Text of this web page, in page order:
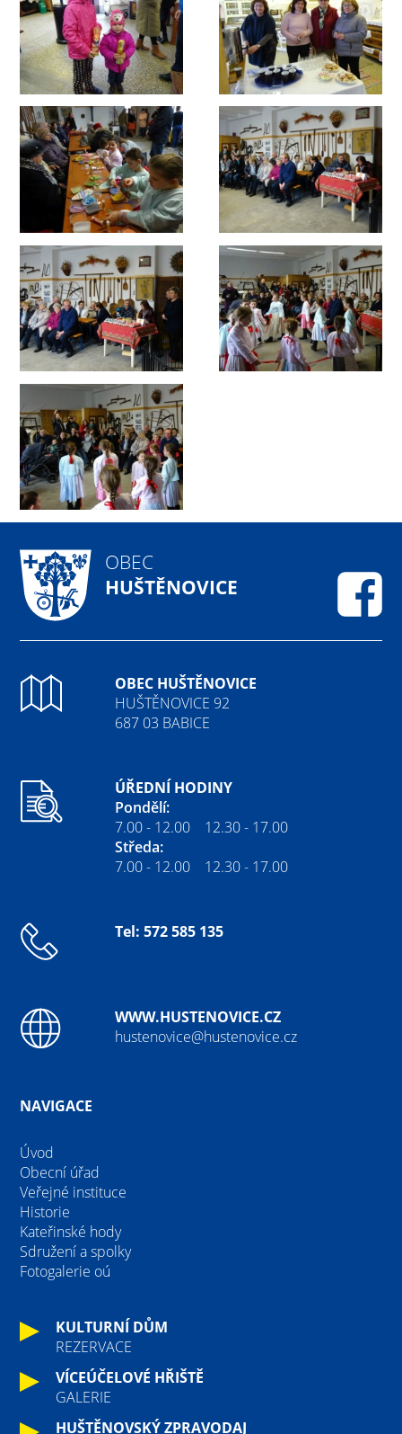
OBEC
HUŠTĚNOVICE
OBEC HUŠTĚNOVICE
HUŠTĚNOVICE 92
687 03 BABICE
ÚŘEDNÍ HODINY
Pondělí:
7.00 - 12.00 12.30 - 17.00
Středa:
7.00 - 12.00 12.30 - 17.00
Tel: 572 585 135
WWW.HUSTENOVICE.CZ
hustenovice@hustenovice.cz
NAVIGACE
Úvod
Obecní úřad
Veřejné instituce
Historie
Kateřinské hody
Sdružení a spolky
Fotogalerie oú
KULTURNÍ DŮM
REZERVACE
VÍCEÚČELOVÉ HŘIŠTĚ
GALERIE
HUŠTĚNOVSKÝ ZPRAVODAJ